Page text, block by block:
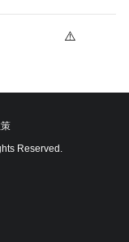
Reserved.